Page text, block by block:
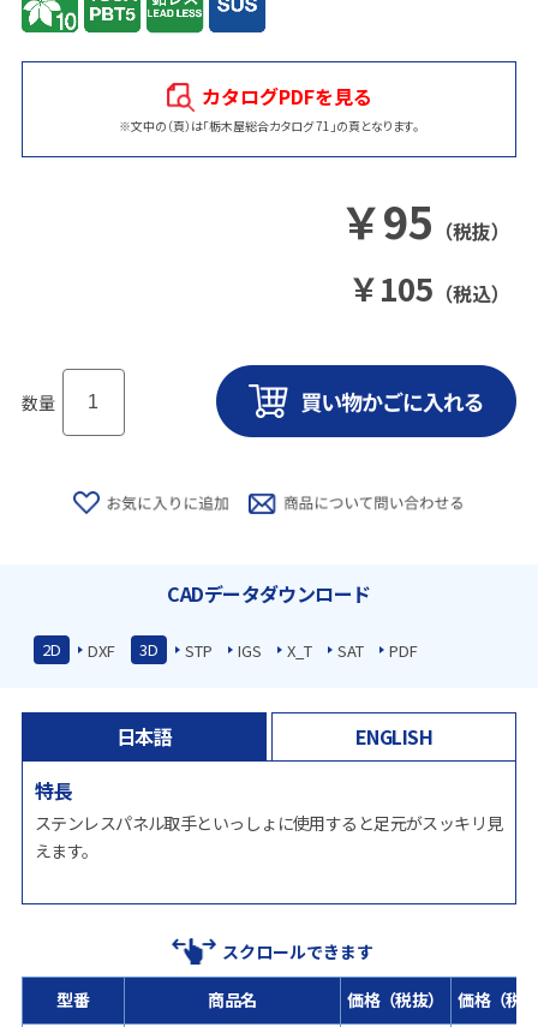
カタログPDFを見る
※文中の（頁）は「栃木屋総合カタログ 71」の頁となります。
￥95 （税抜）
￥105 （税込）
数量
CADデータダウンロード
2D DXF 3D STP IGS X_T SAT PDF
日本語
ENGLISH
特長
ステンレスパネル取手といっしょに使用すると足元がスッキリ見
えます。
スクロールできます
型番 商品名 価格（税抜） 価格（税